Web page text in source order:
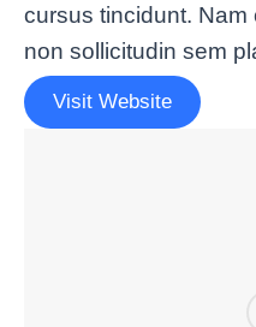
cursus tincidunt.
non sollicitudin sem
Visit Website